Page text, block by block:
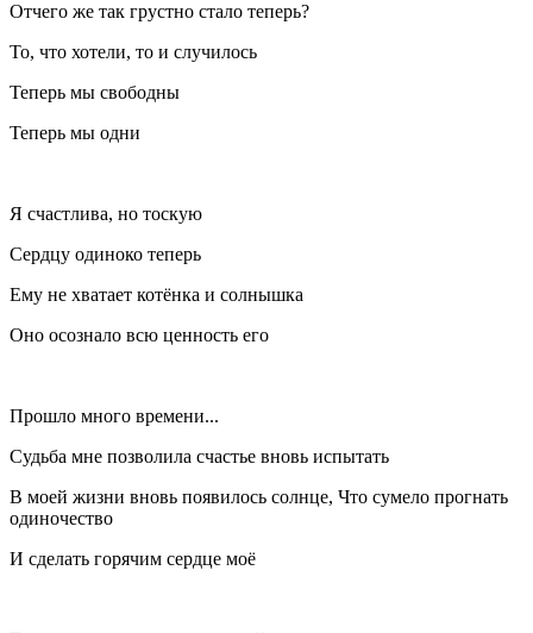
Отчего же так грустно стало теперь?
То, что хотели, то и случилось
Теперь мы свободны
Теперь мы одни
Я счастлива, но тоскую
Сердцу одиноко теперь
Ему не хватает котёнка и солнышка
Оно осознало всю ценность его
Прошло много времени...
Судьба мне позволила счастье вновь испытать
В моей жизни вновь появилось солнце, Что сумело прогнать
одиночество
И сделать горячим сердце моё